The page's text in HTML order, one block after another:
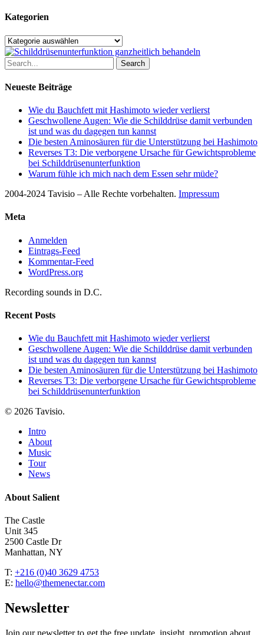
Kategorien
Kategorien
Search
Neueste Beiträge
Wie du Bauchfett mit Hashimoto wieder verlierst
Geschwollene Augen: Wie die Schilddrüse damit verbunden
ist und was du dagegen tun kannst
Die besten Aminosäuren für die Unterstützung bei Hashimoto
Reverses T3: Die verborgene Ursache für Gewichtsprobleme
bei Schilddrüsenunterfunktion
Warum fühle ich mich nach dem Essen sehr müde?
2004-2024 Tavisio – Alle Rechte vorbehalten. Impressum
Meta
Anmelden
Eintrags-Feed
Kommentar-Feed
WordPress.org
Recording sounds in D.C.
Recent Posts
Wie du Bauchfett mit Hashimoto wieder verlierst
Geschwollene Augen: Wie die Schilddrüse damit verbunden
ist und was du dagegen tun kannst
Die besten Aminosäuren für die Unterstützung bei Hashimoto
Reverses T3: Die verborgene Ursache für Gewichtsprobleme
bei Schilddrüsenunterfunktion
© 2026 Tavisio.
Close
Menu
Intro
About
Music
Tour
News
About Salient
The Castle
Unit 345
2500 Castle Dr
Manhattan, NY
T: +216 (0)40 3629 4753
E: hello@themenectar.com
Newsletter
Join our newsletter to get the free update, insight, promotion about